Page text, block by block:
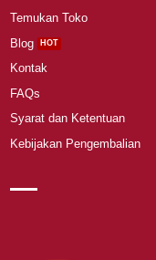
Temukan Toko
Blog
Kontak
FAQs
Syarat dan Ketentuan
Kebijakan Pengembalian